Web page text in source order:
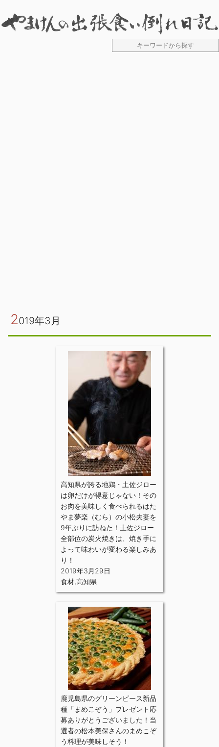
2019年3月
高知県が誇る地鶏・土佐ジロー
は卵だけが得意じゃない！その
お肉を美味しく食べられるはた
やま夢楽（むら）の小松夫妻を
9年ぶりに訪ねた！土佐ジロー
全部位の炭火焼きは、焼き手に
よって味わいが変わる楽しみあ
り！
2019年3月29日
食材,高知県
鹿児島県のグリーンピース新品
種「まめこぞう」プレゼント応
募ありがとうございました！当
選者の松本美保さんのまめこぞ
う料理が美味しそう！